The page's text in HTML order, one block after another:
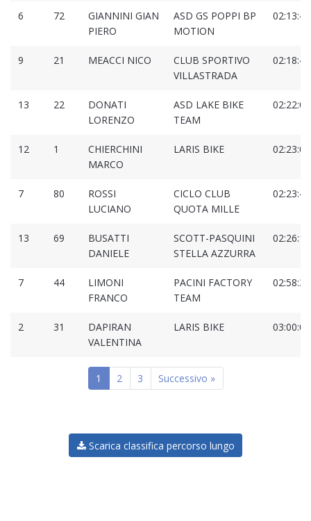
6 72
GIANNINI GIAN
PIERO
ASD GS POPPI BP
MOTION
9 21 MEACCI NICO
CLUB SPORTIVO
VILLASTRADA
13 22
DONATI
LORENZO
ASD LAKE BIKE
TEAM
12 1
CHIERCHINI
MARCO
LARIS BIKE
7 80
ROSSI
LUCIANO
CICLO CLUB
QUOTA MILLE
13 69
BUSATTI
DANIELE
SCOTT-PASQUINI
STELLA AZZURRA
7 44
LIMONI
FRANCO
PACINI FACTORY
TEAM
2 31
DAPIRAN
VALENTINA
LARIS BIKE
1 2 3 Successivo »
Scarica classifica percorso lungo